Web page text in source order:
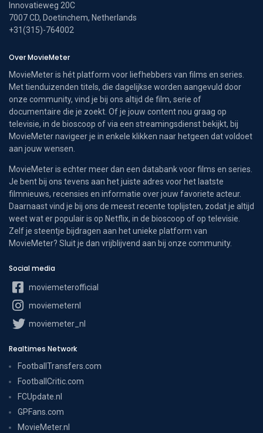
Innovatieweg 20C
7007 CD, Doetinchem, Netherlands
+31(315)-764002
Over MovieMeter
MovieMeter is hét platform voor liefhebbers van films en series.
Met tienduizenden titels, die dagelijkse worden aangevuld door
onze community, vind je bij ons altijd de film, serie of
documentaire die je zoekt. Of je jouw content nou graag op
televisie, in de bioscoop of via een streamingsdienst bekijkt, bij
MovieMeter navigeer je in enkele klikken naar hetgeen dat voldoet
aan jouw wensen.
MovieMeter is echter meer dan een databank voor films en series.
Je bent bij ons tevens aan het juiste adres voor het laatste
filmnieuws, recensies en informatie over jouw favoriete acteur.
Daarnaast vind je bij ons de meest recente toplijsten, zodat je altijd
weet wat er populair is op Netflix, in de bioscoop of op televisie.
Zelf je steentje bijdragen aan het unieke platform van
MovieMeter? Sluit je dan vrijblijvend aan bij onze community.
Social media
moviemeterofficial
moviemeternl
moviemeter_nl
Realtimes Network
FootballTransfers.com
FootballCritic.com
FCUpdate.nl
GPFans.com
MovieMeter.nl